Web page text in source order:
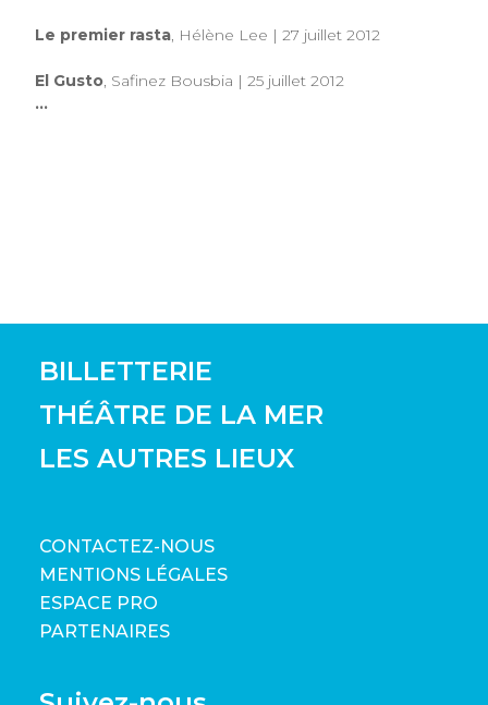
Le premier rasta, Hélène Lee | 27 juillet 2012
El Gusto, Safinez Bousbia | 25 juillet 2012
...
BILLETTERIE
THÉÂTRE DE LA MER
LES AUTRES LIEUX
CONTACTEZ-NOUS
MENTIONS LÉGALES
ESPACE PRO
PARTENAIRES